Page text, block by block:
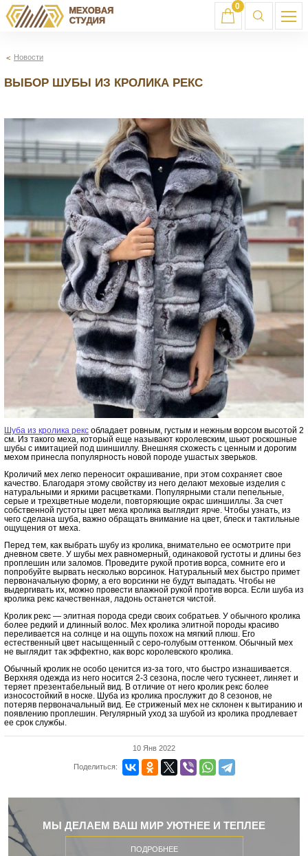
0
Новости
ВЫБОР ШУБЫ ИЗ КРОЛИКА РЕКС
Шуба из кролика рекс обладает ровным, густым и нежным ворсом высотой 2
см. Из такого меха, который еще называют королевским, шьют роскошные
шубы с имитацией под шиншиллу. Внешняя схожесть с ценным и дорогим
мехом принесла популярность новой породе ушастых зверьков.
Кроличий мех легко переносит окрашивание, при этом сохраняет свое
качество. Благодаря этому свойству из него делают меховые изделия с
натуральными и яркими расцветками. Популярными стали пепельные,
серые и трехцветные модели, повторяющие окрас шиншиллы. За счет
собственной густоты цвет меха кролика выглядит ярче. Чтобы узнать, из
чего сделана шуба, важно обращать внимание на цвет, блеск и тактильные
ощущения от меха.
Перед тем, как выбрать шубу из кролика, внимательно ее осмотрите при
дневном свете. У шубы мех равномерный, одинаковой густоты и длины без
проплешин или заломов. Проведите рукой против ворса, сомните его и
попробуйте вырвать несколько ворсинок. Натуральный мех быстро примет
первоначальную форму, а его ворсинки не будут выпадать. Чтобы не
выдергивать их, можно провести влажной рукой против ворса. Если шуба из
кролика рекс качественная, ладонь останется чистой.
Кролик рекс — элитная порода среди своих собратьев. У обычного кролика
более редкий и длинный волос. Мех кролика элитной породы красиво
переливается на солнце и на ощупь похож на мягкий плюш. Его
естественный цвет насыщенный с серо-голубым оттенком. Обычный мех
не выглядит так эффектно, как ворс королевского кролика.
Обычный кролик не особо ценится из-за того, что быстро изнашивается.
Верхняя одежда из него носится 2-3 сезона, после чего тускнеет, линяет и
теряет презентабельный вид. В отличие от него кролик рекс более
износостойкий в носке. Шуба из кролика прослужит до 8 сезонов, не
потеряв первоначальный вид. Ее стриженый мех не склонен к вытиранию и
появлению проплешин. Регулярный уход за шубой из кролика продлевает
ее срок службы.
10 Янв 2022
Поделиться:
МЫ ДЕЛАЕМ ВАШ МИР УЮТНЕЕ И ТЕПЛЕЕ
ПОДРОБНЕЕ